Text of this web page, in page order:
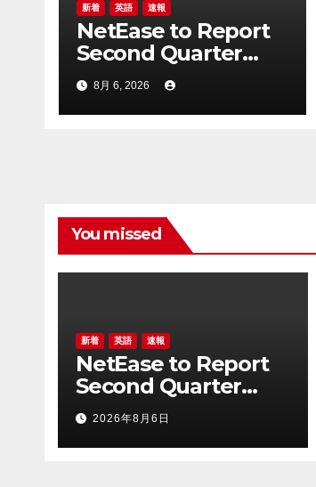
ン
新着 英語 速報
NetEase to Report
Second Quarter
2026 Financial
Results on August
20
8月 6, 2026
You missed
新着 英語 速報
NetEase to Report
Second Quarter
2026 Financial
Results on August
20
2026年8月6日